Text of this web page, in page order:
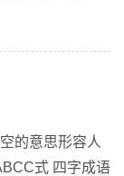
的意思形容人
式 四字成语